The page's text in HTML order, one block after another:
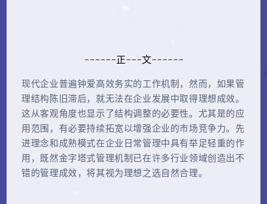
------正---文------
现代企业普遍钟爱高效务实的工作机制，然而，如果管
理结构陈旧滞后，就无法在企业发展中取得理想成效。
这从客观角度也显示了结构调整的必要性。尤其是的应
用范围，有必要持续拓宽以增强企业的市场竞争力。先
进理念和成熟模式在企业日常管理中具有举足轻重的作
用，既然金字塔式管理机制已在许多行业领域创造出不
错的管理成效，将其视为理想之选自然合理。